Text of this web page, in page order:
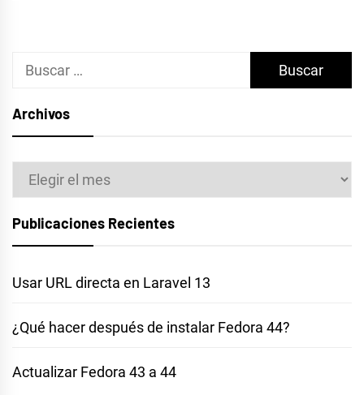
Buscar:
Archivos
Archivos
Publicaciones Recientes
Usar URL directa en Laravel 13
¿Qué hacer después de instalar Fedora 44?
Actualizar Fedora 43 a 44